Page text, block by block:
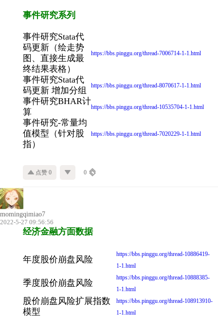
事件研究系列
事件研究Stata代
码更新（绘走势
图、直接生成最
终结果表格）
https://bbs.pinggu.org/thread-7006714-1-1.html
事件研究Stata代
码更新 增加分组
https://bbs.pinggu.org/thread-8070617-1-1.html
事件研究BHAR计
算
https://bbs.pinggu.org/thread-10535704-1-1.html
事件研究-常量均
值模型（针对股
指）
https://bbs.pinggu.org/thread-7020229-1-1.html
点赞 0 0
momingqimiao7
2022-5-27 09:56:56
经济金融方面数据
年度股价崩盘风险
https://bbs.pinggu.org/thread-10886419-
1-1.html
季度股价崩盘风险
https://bbs.pinggu.org/thread-10888385-
1-1.html
股价崩盘风险扩展指数
模型
https://bbs.pinggu.org/thread-108913910-
1-1.html